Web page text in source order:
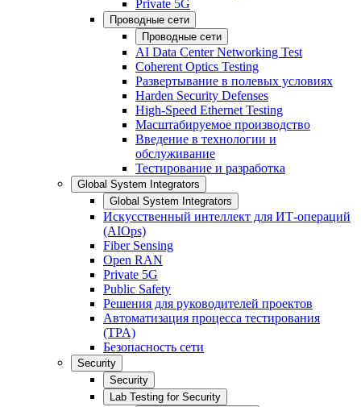
Private 5G
Проводные сети
Проводные сети
AI Data Center Networking Test
Coherent Optics Testing
Развертывание в полевых условиях
Harden Security Defenses
High-Speed Ethernet Testing
Масштабируемое производство
Введение в технологии и
обслуживание
Тестирование и разработка
Global System Integrators
Global System Integrators
Искусственный интеллект для ИТ-операций
(AIOps)
Fiber Sensing
Open RAN
Private 5G
Public Safety
Решения для руководителей проектов
Автоматизация процесса тестирования
(TPA)
Безопасность сети
Security
Security
Lab Testing for Security